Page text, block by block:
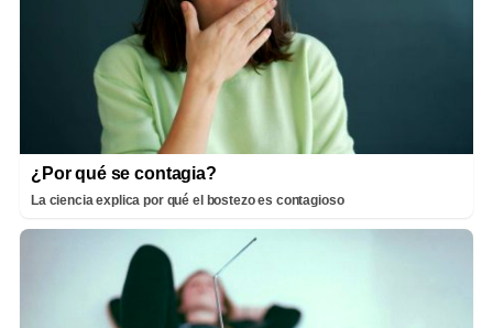
¿Por qué se contagia?
La ciencia explica por qué el bostezo es contagioso